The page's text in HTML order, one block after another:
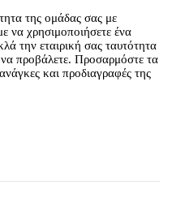
της ομάδας σας με
να χρησιμοποιήσετε ένα
την εταιρική σας ταυτότητα
να προβάλετε. Προσαρμόστε τα
και προδιαγραφές της